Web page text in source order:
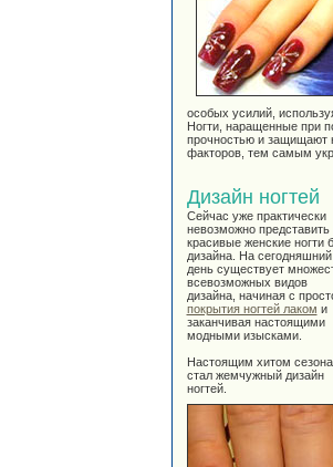
особых усилий,
Ногти, наращенные при
прочностью и защищают
факторов, тем самым
Дизайн ногтей
Сейчас уже практически
невозможно представить
красивые женские ногти
дизайна. На сегодняшний
день существует
всевозможных видов
дизайна, начиная с
покрытия ногтей лаком и
заканчивая настоящими
модными изысками.
Настоящим хитом сезона
стал жемчужный дизайн
ногтей.